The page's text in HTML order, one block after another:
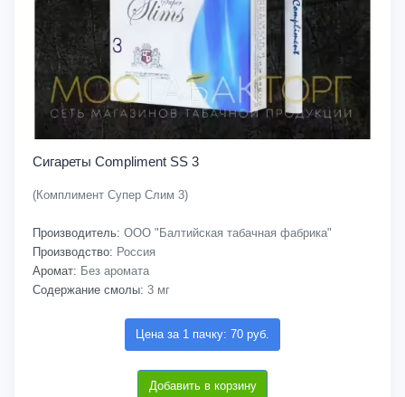
Сигареты Compliment SS 3
(Комплимент Супер Слим 3)
Производитель: ООО "Балтийская табачная фабрика"
Производство: Россия
Аромат: Без аромата
Содержание смолы: 3 мг
Цена за 1 пачку: 70 руб.
Добавить в корзину